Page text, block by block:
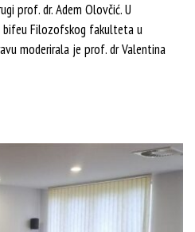
prof. dr. Adem Olovčić. U
bifeu Filozofskog fakulteta u
moderirala je prof. dr Valentina